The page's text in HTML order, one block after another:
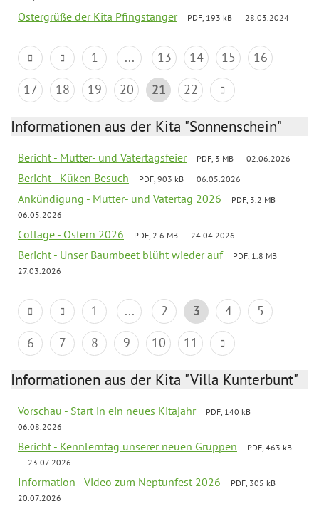
Ostergrüße der Kita Pfingstanger PDF, 193 kB 28.03.2024
1 ... 13 14 15
16
17
18 19 20 21 22
Informationen aus der Kita "Sonnenschein"
Bericht - Mutter- und Vatertagsfeier PDF, 3 MB 02.06.2026
Bericht - Küken Besuch PDF, 903 kB 06.05.2026
Ankündigung - Mutter- und Vatertag 2026
PDF, 3.2 MB
06.05.2026
Collage - Ostern 2026 PDF, 2.6 MB 24.04.2026
Bericht - Unser Baumbeet blüht wieder auf
PDF, 1.8 MB
27.03.2026
1 ... 2 3 4
5
6
7 8 9 10 11
Informationen aus der Kita "Villa Kunterbunt"
Vorschau - Start in ein neues Kitajahr
PDF, 140 kB
06.08.2026
Bericht - Kennlerntag unserer neuen Gruppen
PDF, 463 kB
23.07.2026
Information - Video zum Neptunfest 2026
PDF, 305 kB
20.07.2026